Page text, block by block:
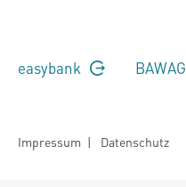
easybank BAWAG
Impressum | Datenschutz